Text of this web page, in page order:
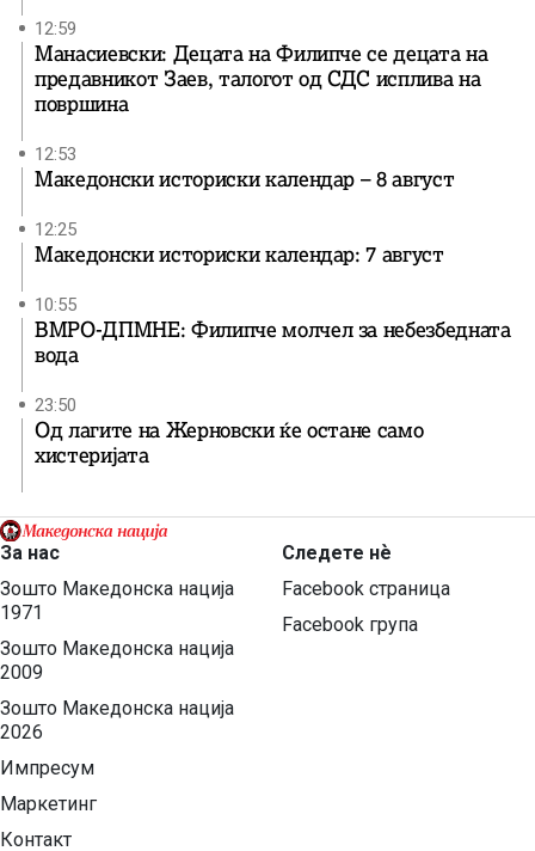
12:59
Манасиевски: Децата на Филипче се децата на
предавникот Заев, талогот од СДС исплива на
површина
12:53
Македонски историски календар – 8 август
12:25
Македонски историски календар: 7 август
10:55
ВМРО-ДПМНЕ: Филипче молчел за небезбедната
вода
23:50
Од лагите на Жерновски ќе остане само
хистеријата
За нас
Зошто Македонска нација
1971
Зошто Македонска нација
2009
Зошто Македонска нација
2026
Импресум
Маркетинг
Контакт
Следете нѐ
Facebook страница
Facebook група